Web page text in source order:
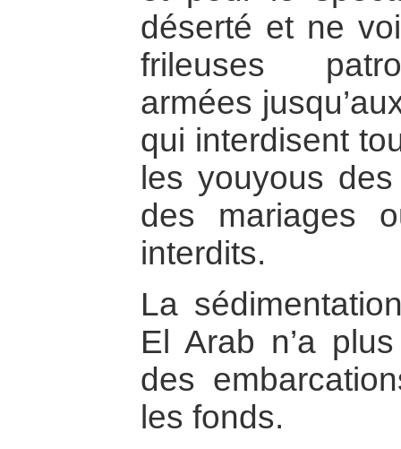
déserté et ne
frileuses
armées
qui interdisent
les youyous
des mariages
interdits.
La
El Arab n’a
des
les fonds.